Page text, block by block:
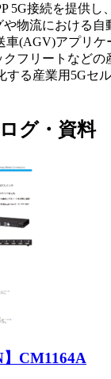
5G接続を提供し
や物流における自
車(AGV)アプリケ
フリートなどの
する産業用5Gセ
グ・資料
】CM1164A